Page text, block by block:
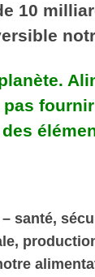
10
santé,